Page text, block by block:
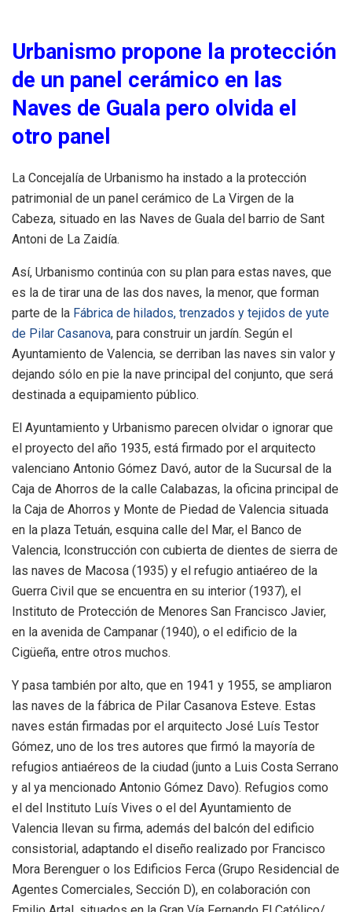
Urbanismo propone la protección
de un panel cerámico en las
Naves de Guala pero olvida el
otro panel
La Concejalía de Urbanismo ha instado a la protección
patrimonial de un panel cerámico de La Virgen de la
Cabeza, situado en las Naves de Guala del barrio de Sant
Antoni de La Zaidía.
Así, Urbanismo continúa con su plan para estas naves, que
es la de tirar una de las dos naves, la menor, que forman
parte de la Fábrica de hilados, trenzados y tejidos de yute
de Pilar Casanova, para construir un jardín. Según el
Ayuntamiento de Valencia, se derriban las naves sin valor y
dejando sólo en pie la nave principal del conjunto, que será
destinada a equipamiento público.
El Ayuntamiento y Urbanismo parecen olvidar o ignorar que
el proyecto del año 1935, está firmado por el arquitecto
valenciano Antonio Gómez Davó, autor de la Sucursal de la
Caja de Ahorros de la calle Calabazas, la oficina principal de
la Caja de Ahorros y Monte de Piedad de Valencia situada
en la plaza Tetuán, esquina calle del Mar, el Banco de
Valencia, lconstrucción con cubierta de dientes de sierra de
las naves de Macosa (1935) y el refugio antiaéreo de la
Guerra Civil que se encuentra en su interior (1937), el
Instituto de Protección de Menores San Francisco Javier,
en la avenida de Campanar (1940), o el edificio de la
Cigüeña, entre otros muchos.
Y pasa también por alto, que en 1941 y 1955, se ampliaron
las naves de la fábrica de Pilar Casanova Esteve. Estas
naves están firmadas por el arquitecto José Luís Testor
Gómez, uno de los tres autores que firmó la mayoría de
refugios antiaéreos de la ciudad (junto a Luis Costa Serrano
y al ya mencionado Antonio Gómez Davo). Refugios como
el del Instituto Luís Vives o el del Ayuntamiento de
Valencia llevan su firma, además del balcón del edificio
consistorial, adaptando el diseño realizado por Francisco
Mora Berenguer o los Edificios Ferca (Grupo Residencial de
Agentes Comerciales, Sección D), en colaboración con